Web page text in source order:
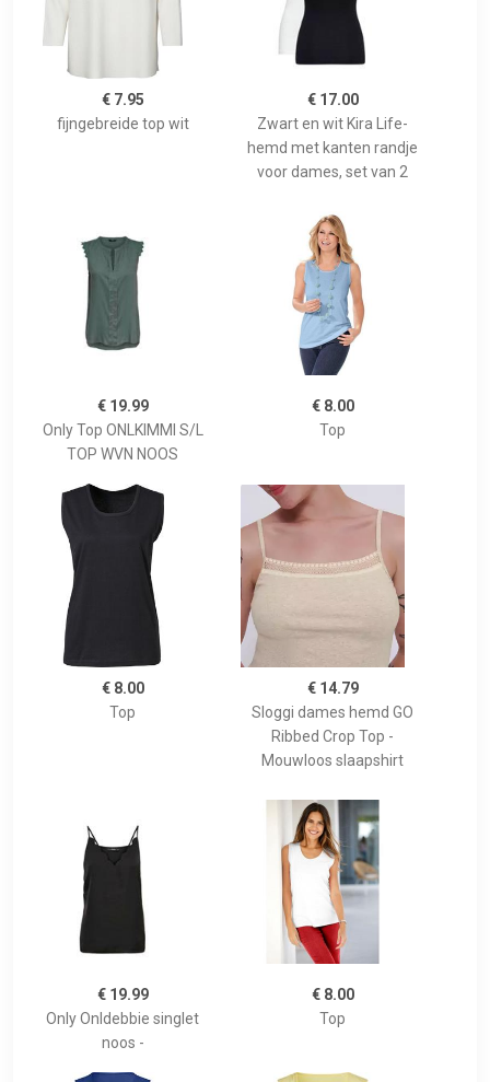
€ 7.95
fijngebreide top wit
€ 17.00
Zwart en wit Kira Life-
hemd met kanten randje
voor dames, set van 2
€ 19.99
Only Top ONLKIMMI S/L
TOP WVN NOOS
€ 8.00
Top
€ 8.00
Top
€ 14.79
Sloggi dames hemd GO
Ribbed Crop Top -
Mouwloos slaapshirt
€ 19.99
Only Onldebbie singlet
noos -
€ 8.00
Top